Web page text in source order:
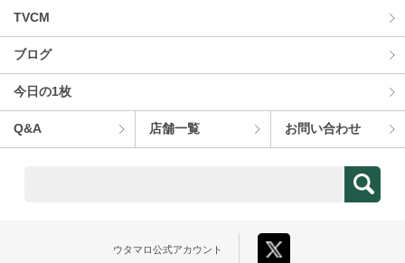
TVCM
ブログ
今⽇の1枚
Q&A 店舗⼀覧 お問い合わせ
ウタマロ公式アカウント